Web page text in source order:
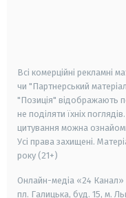
Всі комерційні рекламні
чи "Партнерський
"Позиція" відображають
не поділяти їхніх
цитування можна
Усі права захищені.
року (21+)
Онлайн-медіа «24 Канал»
пл. Галицька, буд. 15, м.